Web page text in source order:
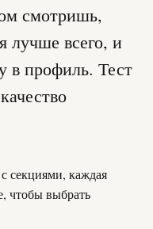
смотришь,
лучше всего, и
в профиль. Тест